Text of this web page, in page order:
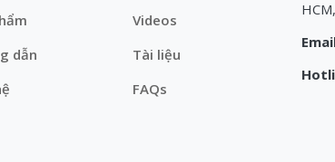
dẫn
Videos
Tài liệu
FAQs